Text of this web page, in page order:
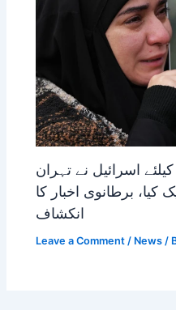
اسرائیل نے تہران
برطانوی اخبار کا
انکشاف
Leave a Comment / News /